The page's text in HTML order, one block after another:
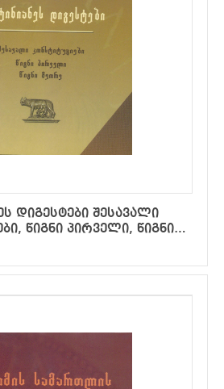
დიგესტები შესავალი
წიგნი პირველი, წიგნი